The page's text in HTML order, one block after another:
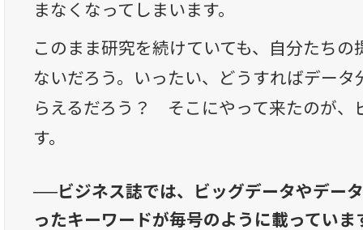
まなくなってしまいます。
このまま研究を続けていても、自分たち
ないだろう。いったい、どうすればデータ
らえるだろう？ そこにやって来たのが、
す。
──ビジネス誌では、ビッグデータやデー
ったキーワードが毎号のように載っていま